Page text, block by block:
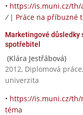
• https://is.muni.cz/th/
/ | Práce na příbuzné
Marketingové důsledky
spotřebitel
(Klára Jestřábová)
2012, Diplomová
univerzita
• https://is.muni.cz/
téma